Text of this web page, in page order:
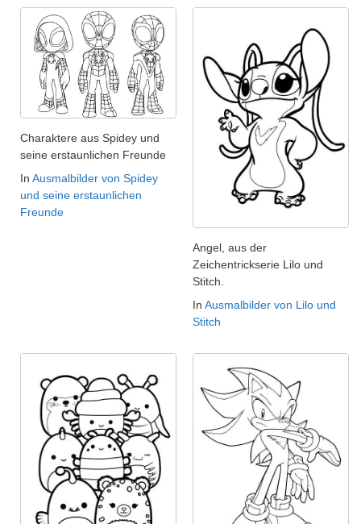
Charaktere aus Spidey und
seine erstaunlichen Freunde
In Ausmalbilder von Spidey
und seine erstaunlichen
Freunde
Angel, aus der
Zeichentrickserie Lilo und
Stitch.
In Ausmalbilder von Lilo und
Stitch